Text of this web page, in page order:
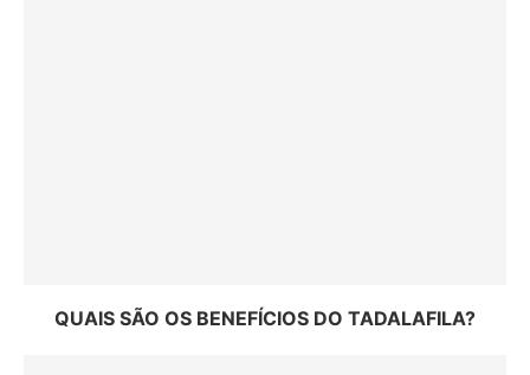
QUAIS SÃO OS BENEFÍCIOS DO TADALAFILA?